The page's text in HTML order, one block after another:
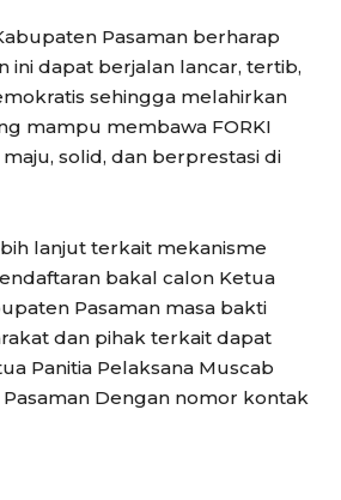
Pasaman berharap
ini dapat berjalan lancar, tertib,
sehingga melahirkan
mampu membawa FORKI
solid, dan berprestasi di
lanjut terkait mekanisme
bakal calon Ketua
Pasaman masa bakti
dan pihak terkait dapat
Panitia Pelaksana Muscab
Dengan nomor kontak